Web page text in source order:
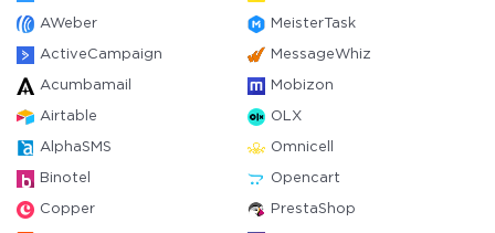
AWeber MeisterTask
ActiveCampaign MessageWhiz
Acumbamail Mobizon
Airtable OLX
AlphaSMS Omnicell
Binotel Opencart
Copper PrestaShop